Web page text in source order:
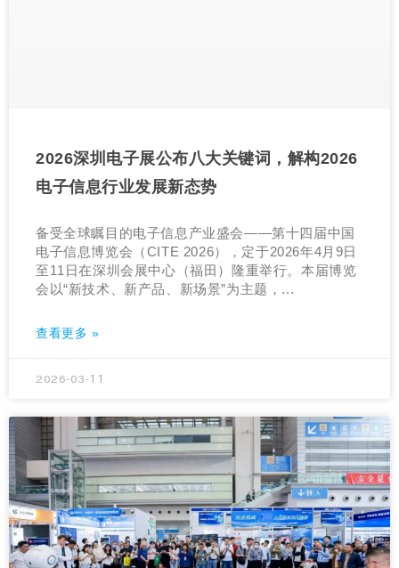
2026深圳电子展公布八大关键词，解构2026
电子信息行业发展新态势
备受全球瞩目的电子信息产业盛会——第十四届中国
电子信息博览会（CITE 2026），定于2026年4月9日
至11日在深圳会展中心（福田）隆重举行。本届博览
会以“新技术、新产品、新场景”为主题，...
查看更多 »
2026-03-11